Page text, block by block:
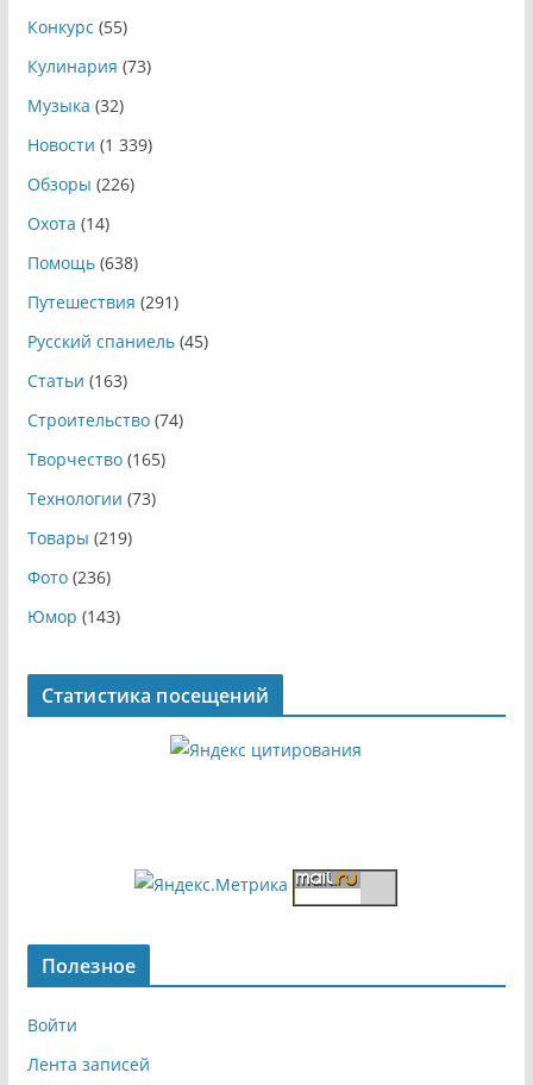
Конкурс (55)
Кулинария (73)
Музыка (32)
Новости (1 339)
Обзоры (226)
Охота (14)
Помощь(638)
Путешествия (291)
Русский спаниель(45)
Статьи (163)
Строительство(74)
Творчество(165)
Технологии (73)
Товары (219)
Фото(236)
Юмор (143)
Статистика посещений
Полезное
Войти
Лента записей